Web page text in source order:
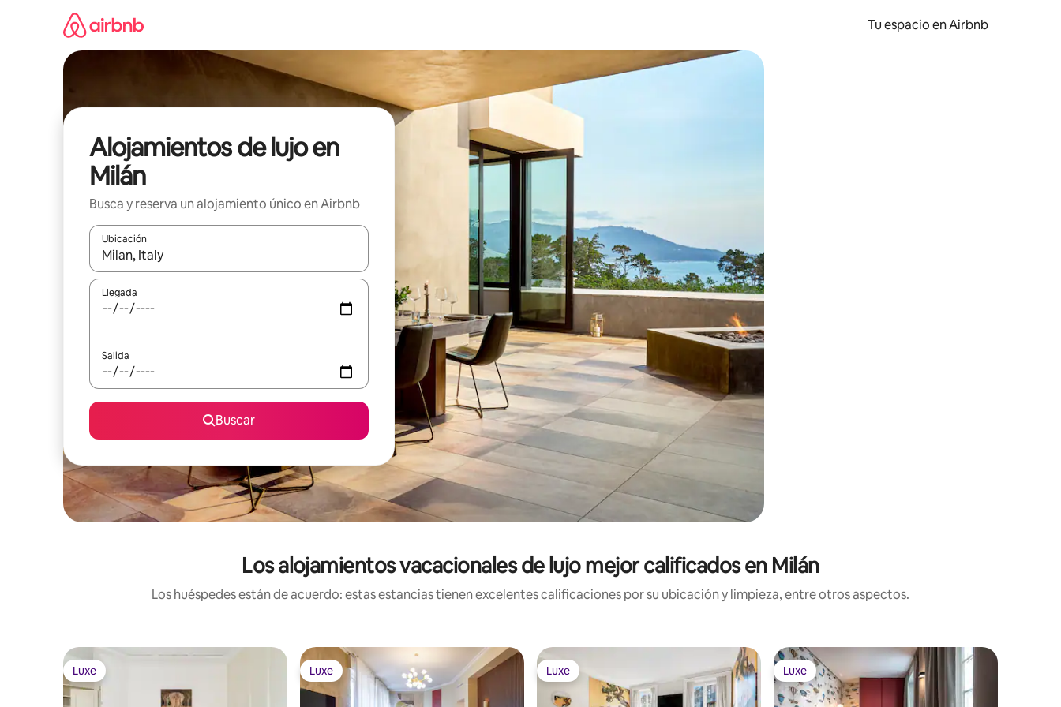
Tu espacio en Airbnb
Alojamientos de lujo en
Milán
Busca y reserva un alojamiento único en Airbnb
Ubicación
Cuando los resultados estén disponibles, podrás navegar usando las teclas de las flechas hacia arriba y hacia abajo, o bien tocando y deslizando la pantalla.
Llegada
Salida
Buscar
Los alojamientos vacacionales de lujo mejor calificados en Milán
Los huéspedes están de acuerdo: estas estancias tienen excelentes calificaciones por su ubicación y limpieza, entre otros aspectos.
Luxe
Luxe Luxe
Luxe Luxe
Luxe Luxe
Luxe